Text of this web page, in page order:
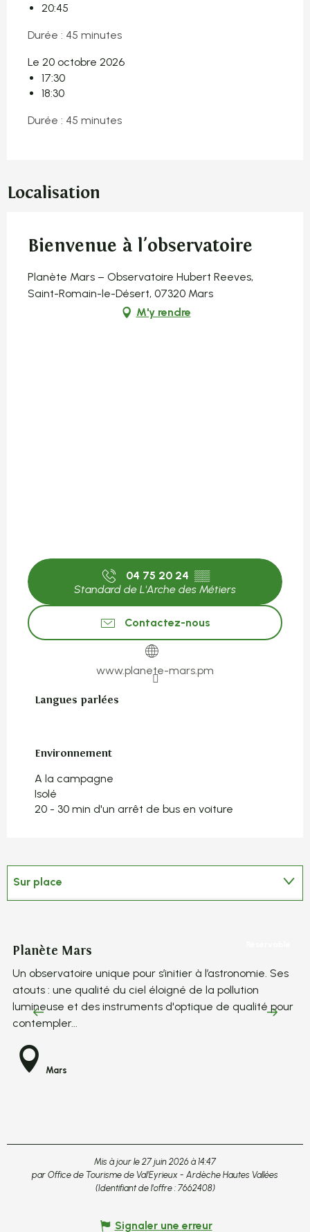
20:45
Durée : 45 minutes
Le 20 octobre 2026
17:30
18:30
Durée : 45 minutes
Localisation
Bienvenue à l'observatoire
Planète Mars – Observatoire Hubert Reeves,
Saint-Romain-le-Désert, 07320 Mars
M'y rendre
04 75 20 24 ▒▒
Standard de L'Arche des Métiers
Contactez-nous
www.planete-mars.pm
Langues parlées
Langues parlées
Environnement
Environnement
A la campagne
Isolé
20 - 30 min d'un arrêt de bus en voiture
Sur place
Planète Mars
Un observatoire unique pour s’initier à l’astronomie. Ses
atouts : une qualité du ciel éloigné de la pollution
lumineuse et des instruments d'optique de qualité pour
contempler...
Mars
Mis à jour le 27 juin 2026 à 14:47
par Office de Tourisme de Val'Eyrieux - Ardèche Hautes Vallées
(Identifiant de l'offre : 7662408)
Signaler une erreur